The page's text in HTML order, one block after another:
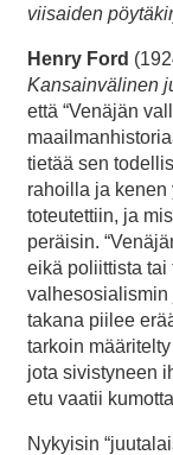
viisaiden
Henry Ford
Kansainvälinen
että “Venäjän
tietää sen
rahoilla ja kenen
toteutettiin, ja
peräisin.
eikä poliittista tai
valhesosialismin
takana piilee
tarkoin
jota sivistyneen
etu vaatii
Nykyisin